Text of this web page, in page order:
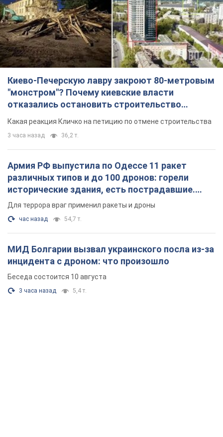
Киево-Печерскую лавру закроют 80-метровым
"монстром"? Почему киевские власти
отказались остановить строительство
небоскреба "московского верующего"
Какая реакция Кличко на петицию по отмене строительства
3 часа назад 36,2 т.
Армия РФ выпустила по Одессе 11 ракет
различных типов и до 100 дронов: горели
исторические здания, есть пострадавшие.
Фото и видео
Для террора враг применил ракеты и дроны
час назад 54,7 т.
МИД Болгарии вызвал украинского посла из-за
инцидента с дроном: что произошло
Беседа состоится 10 августа
3 часа назад 5,4 т.